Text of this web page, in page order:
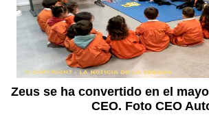
Zeus se ha convertido en el
CEO. Foto CEO